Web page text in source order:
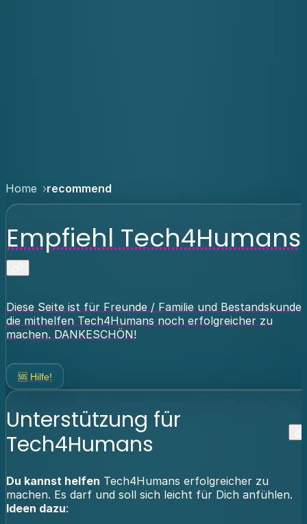
Home recommend
Empfiehl Tech4Humans
Diese Seite ist für Freunde / Familie und
die mithelfen Tech4Humans noch erfolgreicher zu
machen. DANKESCHÖN!
🆘 Hilfe!
Unterstützung für
Tech4Humans
Du kannst helfen Tech4Humans erfolgreicher zu
machen. Es darf und soll sich leicht für Dich anfühlen.
Ideen dazu: